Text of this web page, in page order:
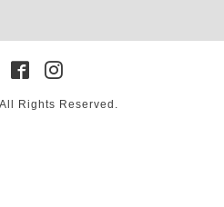
Rights Reserved.